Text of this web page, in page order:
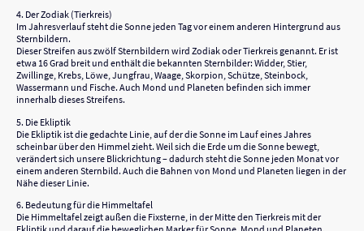
4. Der Zodiak (Tierkreis)
Im Jahresverlauf steht die Sonne jeden Tag vor einem anderen Hintergrund aus
Sternbildern.
Dieser Streifen aus zwölf Sternbildern wird Zodiak oder Tierkreis genannt. Er ist
etwa 16 Grad breit und enthält die bekannten Sternbilder: Widder, Stier,
Zwillinge, Krebs, Löwe, Jungfrau, Waage, Skorpion, Schütze, Steinbock,
Wassermann und Fische. Auch Mond und Planeten befinden sich immer
innerhalb dieses Streifens.
5. Die Ekliptik
Die Ekliptik ist die gedachte Linie, auf der die Sonne im Lauf eines Jahres
scheinbar über den Himmel zieht. Weil sich die Erde um die Sonne bewegt,
verändert sich unsere Blickrichtung – dadurch steht die Sonne jeden Monat vor
einem anderen Sternbild. Auch die Bahnen von Mond und Planeten liegen in der
Nähe dieser Linie.
6. Bedeutung für die Himmeltafel
Die Himmeltafel zeigt außen die Fixsterne, in der Mitte den Tierkreis mit der